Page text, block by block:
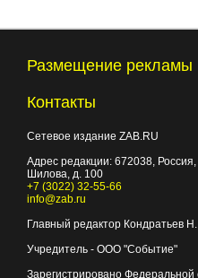
Размещение рекламы
Контакты
Сетевое издание ZAB.RU
Адрес редакции: 672038,
Шилова, д. 100
+7 (3022) 32-55-66
info@zab.ru
Главный редактор Кондратьев
Учредитель - ООО "Событие"
Зарегистрировано